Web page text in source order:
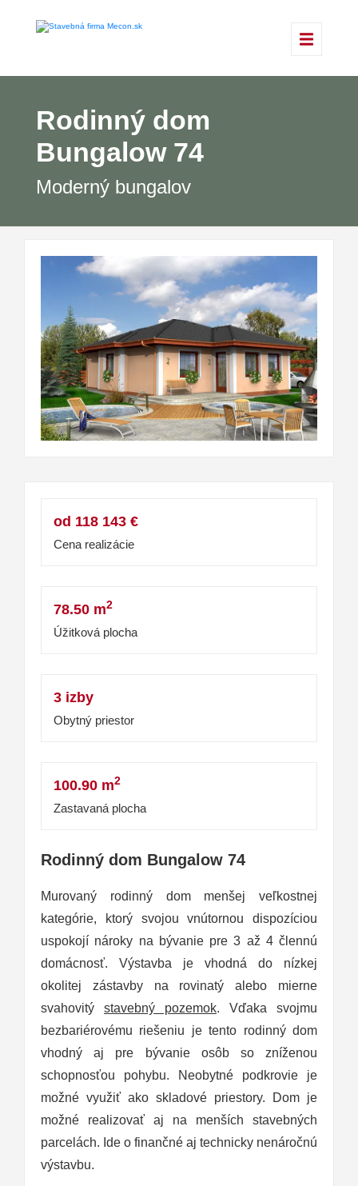
Rodinný dom
Bungalow 74
Moderný bungalov
od 118 143 €
Cena realizácie
78.50 m2
Úžitková plocha
3 izby
Obytný priestor
100.90 m2
Zastavaná plocha
Rodinný dom Bungalow 74
Murovaný rodinný dom menšej veľkostnej
kategórie, ktorý svojou vnútornou dispozíciou
uspokojí nároky na bývanie pre 3 až 4 člennú
domácnosť. Výstavba je vhodná do nízkej
okolitej zástavby na rovinatý alebo mierne
svahovitý stavebný pozemok. Vďaka svojmu
bezbariérovému riešeniu je tento rodinný dom
vhodný aj pre bývanie osôb so zníženou
schopnosťou pohybu. Neobytné podkrovie je
možné využiť ako skladové priestory. Dom je
možné realizovať aj na menších stavebných
parcelách. Ide o finančné aj technicky nenáročnú
výstavbu.